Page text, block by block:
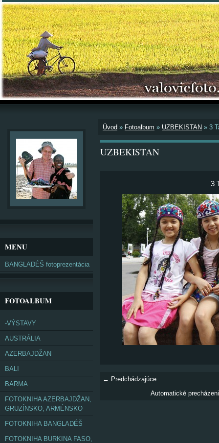
Úvod » Fotoalbum » UZBEKISTAN » 3
UZBEKISTAN
3
← Predchádzajúce
Automatické
MENU
BANGLADÉŠ fotoprezentácia
FOTOALBUM
-VÝSTAVY
AUSTRÁLIA
AZERBAJDŽAN
BALI
BARMA
FOTOKNIHA AZERBAJDŽAN,
GRUZÍNSKO, ARMÉNSKO
FOTOKNIHA BANGLADÉŠ
FOTOKNIHA BURKINA FASO,